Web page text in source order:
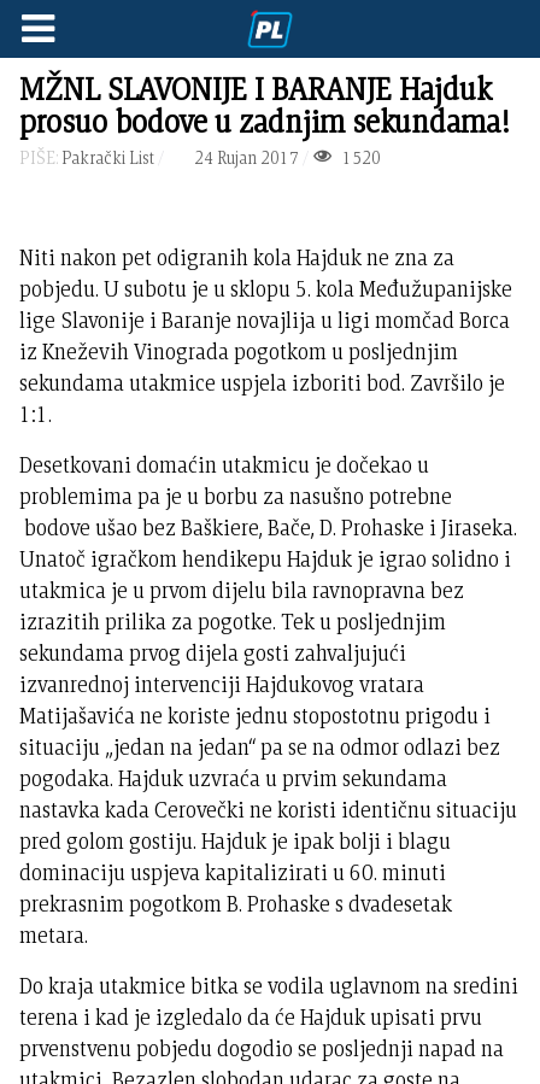
MŽNL SLAVONIJE I BARANJE Hajduk
prosuo bodove u zadnjim sekundama!
PIŠE: Pakrački List 24 Rujan 2017 1520
Niti nakon pet odigranih kola Hajduk ne zna za
pobjedu. U subotu je u sklopu 5. kola Međužupanijske
lige Slavonije i Baranje novajlija u ligi momčad Borca
iz Kneževih Vinograda pogotkom u posljednjim
sekundama utakmice uspjela izboriti bod. Završilo je
1:1.
Desetkovani domaćin utakmicu je dočekao u
problemima pa je u borbu za nasušno potrebne
bodove ušao bez Baškiere, Bače, D. Prohaske i Jiraseka.
Unatoč igračkom hendikepu Hajduk je igrao solidno i
utakmica je u prvom dijelu bila ravnopravna bez
izrazitih prilika za pogotke. Tek u posljednjim
sekundama prvog dijela gosti zahvaljujući
izvanrednoj intervenciji Hajdukovog vratara
Matijašavića ne koriste jednu stopostotnu prigodu i
situaciju „jedan na jedan“ pa se na odmor odlazi bez
pogodaka. Hajduk uzvraća u prvim sekundama
nastavka kada Cerovečki ne koristi identičnu situaciju
pred golom gostiju. Hajduk je ipak bolji i blagu
dominaciju uspjeva kapitalizirati u 60. minuti
prekrasnim pogotkom B. Prohaske s dvadesetak
metara.
Do kraja utakmice bitka se vodila uglavnom na sredini
terena i kad je izgledalo da će Hajduk upisati prvu
prvenstvenu pobjedu dogodio se posljednji napad na